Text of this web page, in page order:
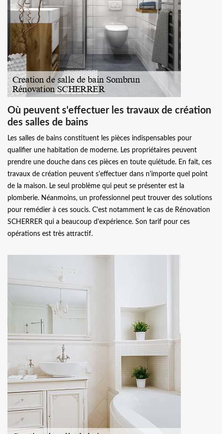
Où peuvent s'effectuer les travaux de création
des salles de bains
Les salles de bains constituent les pièces indispensables pour
qualifier une habitation de moderne. Les propriétaires peuvent
prendre une douche dans ces pièces en toute quiétude. En fait, ces
travaux de création peuvent s'effectuer dans n'importe quel point
de la maison. Le seul problème qui peut se présenter est la
plomberie. Néanmoins, un professionnel peut trouver des solutions
pour remédier à ces soucis. C'est notamment le cas de Rénovation
SCHERRER qui a beaucoup d'expérience. Son tarif pour ces
opérations est très attractif.